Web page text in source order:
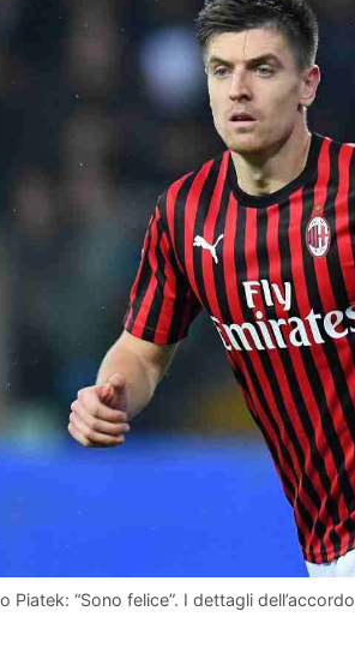
Piatek: “Sono felice”. I dettagli dell’accordo